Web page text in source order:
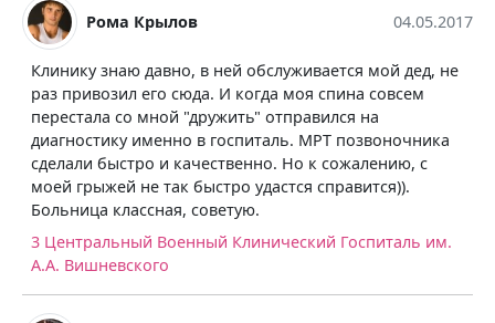
Рома Крылов 04.05.2017
Клинику знаю давно, в ней обслуживается мой дед, не
раз привозил его сюда. И когда моя спина совсем
перестала со мной "дружить" отправился на
диагностику именно в госпиталь. МРТ позвоночника
сделали быстро и качественно. Но к сожалению, с
моей грыжей не так быстро удастся справится)).
Больница классная, советую.
3 Центральный Военный Клинический Госпиталь им.
А.А. Вишневского